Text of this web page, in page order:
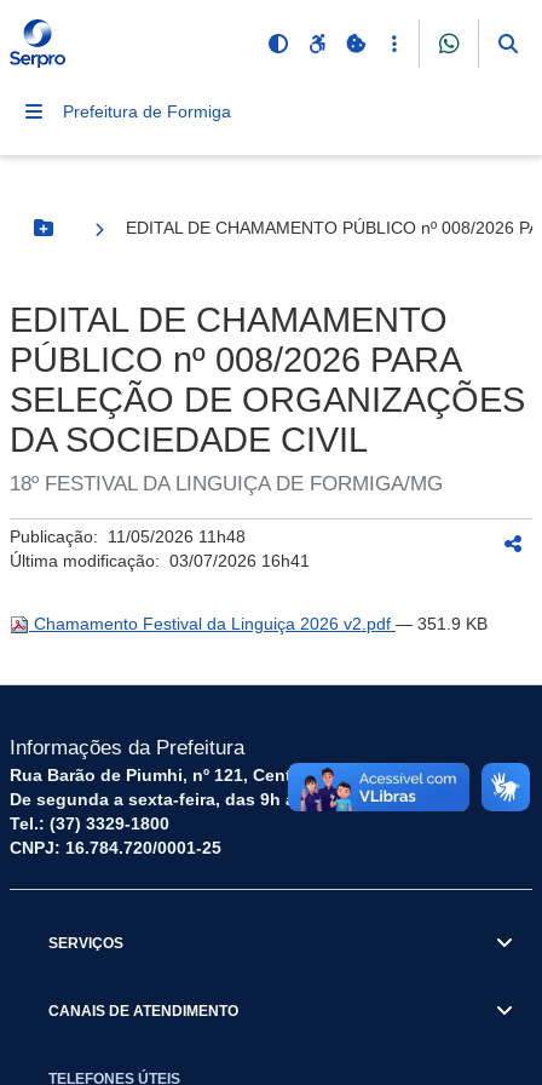
Prefeitura de Formiga
Botão Menu
EDITAL DE CHAMAMENTO PÚBLICO nº 008/2026
EDITAL DE CHAMAMENTO
PÚBLICO nº 008/2026 PARA
SELEÇÃO DE ORGANIZAÇÕES
DA SOCIEDADE CIVIL
18º FESTIVAL DA LINGUIÇA DE FORMIGA/MG
Publicação: 11/05/2026 11h48
Última modificação: 03/07/2026 16h41
Chamamento Festival da Linguiça 2026 v2.pdf — 351.9 KB
Informações da Prefeitura
Rua Barão de Piumhi, nº 121, Centro – CEP: 35570-128
De segunda a sexta-feira, das 9h às 16h
Tel.: (37) 3329-1800
CNPJ: 16.784.720/0001-25
SERVIÇOS
CANAIS DE ATENDIMENTO
TELEFONES ÚTEIS